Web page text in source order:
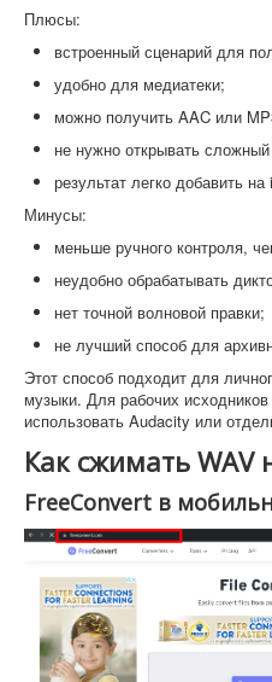
Плюсы:
встроенный сценарий для
удобно для медиатеки;
можно получить AAC или
не нужно открывать сложный
результат легко добавить на
Минусы:
меньше ручного контроля,
неудобно обрабатывать
нет точной волновой правки;
не лучший способ для
Этот способ подходит для
музыки. Для рабочих
использовать Audacity или
Как сжимать WAV
FreeConvert в